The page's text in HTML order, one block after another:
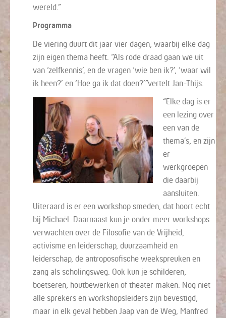
wereld.”
Programma
De viering duurt dit jaar vier dagen, waarbij elke dag
zijn eigen thema heeft. “Als rode draad gaan we uit
van ‘zelfkennis’, en de vragen ‘wie ben ik?’, ‘waar wil
ik heen?’ en ‘Hoe ga ik dat doen?’”vertelt Jan-Thijs.
“Elke dag is er
een lezing over
een van de
thema’s, en zijn
er
werkgroepen
die daarbij
aansluiten.
Uiteraard is er een workshop smeden, dat hoort echt
bij Michaël. Daarnaast kun je onder meer workshops
verwachten over de Filosofie van de Vrijheid,
activisme en leiderschap, duurzaamheid en
leiderschap, de antroposofische weekspreuken en
zang als scholingsweg. Ook kun je schilderen,
boetseren, houtbewerken of theater maken. Nog niet
alle sprekers en workshopsleiders zijn bevestigd,
maar in elk geval hebben Jaap van de Weg, Manfred